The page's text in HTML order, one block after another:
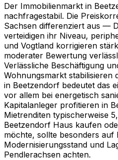
Der Immobilienmarkt in
nachfragestabil. Die
Sachsen differenziert aus —
verteidigen ihr Niveau,
und Vogtland korrigieren
moderater Bewertung
Verlässliche Beschäftigung
Wohnungsmarkt stabilisieren
in Beetzendorf bedeutet das
vor allem bei energetisch
Kapitalanleger profitieren in
Mietrenditen typischerweise
Beetzendorf Haus kaufen
möchte, sollte besonders auf
Modernisierungsstand und
Pendlerachsen achten.